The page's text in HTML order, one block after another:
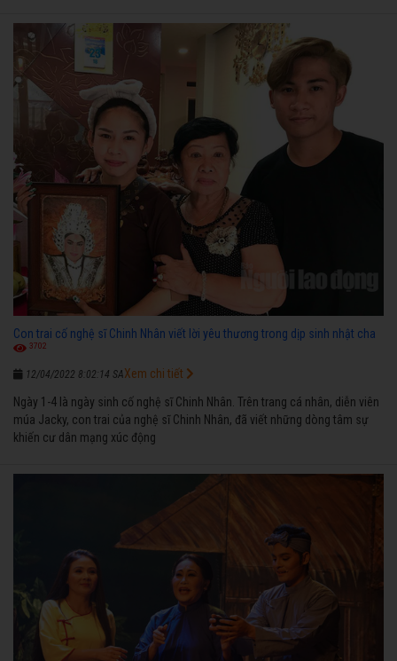
ngược nhận được những cơ may để từng bước thành danh với nghiệp ca
diễn”.
Con trai cố nghệ sĩ Chinh Nhân viết lời yêu thương trong dịp sinh nhật cha
3702
12/04/2022 8:02:14 SA
Ngày 1-4 là ngày sinh cố nghệ sĩ Chinh Nhân. Trên trang cá nhân, diễn viên
múa Jacky, con trai của nghệ sĩ Chinh Nhân, đã viết những dòng tâm sự
khiến cư dân mạng xúc động
Xem chi tiết